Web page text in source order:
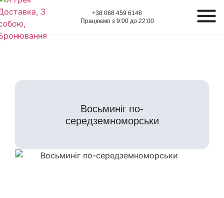
+38 068 459 6148
Працюємо з 9:00 до 22:00
Восьминіг по-
середземноморськи